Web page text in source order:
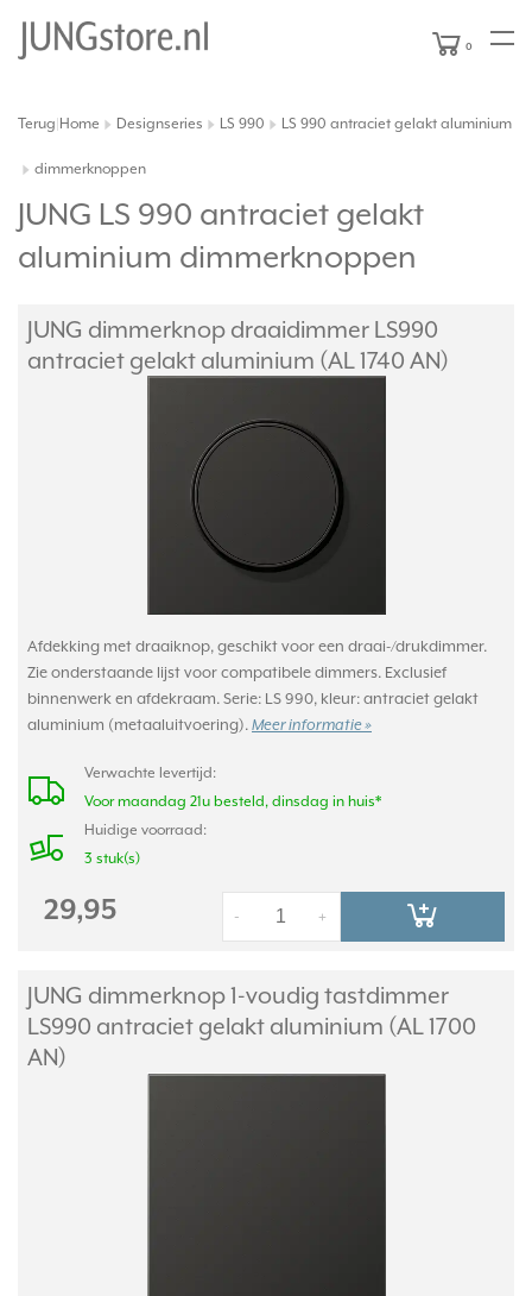
0
Terug Home Designseries LS 990 LS 990 antraciet gelakt aluminium
dimmerknoppen
JUNG LS 990 antraciet gelakt
aluminium dimmerknoppen
JUNG dimmerknop draaidimmer LS990
antraciet gelakt aluminium (AL 1740 AN)
Afdekking met draaiknop, geschikt voor een draai-/drukdimmer.
Zie onderstaande lijst voor compatibele dimmers. Exclusief
binnenwerk en afdekraam. Serie: LS 990, kleur: antraciet gelakt
aluminium (metaaluitvoering). Meer informatie »
Verwachte levertijd:
Voor maandag 21u besteld, dinsdag in huis*
Huidige voorraad:
3 stuk(s)
29,95 +
-
JUNG dimmerknop 1-voudig tastdimmer
LS990 antraciet gelakt aluminium (AL 1700
AN)